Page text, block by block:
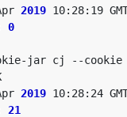
2019
0
2019
21